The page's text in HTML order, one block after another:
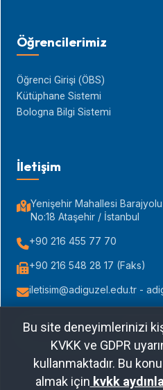
Öğrencilerimiz
Öğrenci Girişi (ÖBS)
Kütüphane Sistemi
Bologna Bilgi Sistemi
İletişim
Yenişehir Mahallesi
No:18 Ataşehir / İstanbul
+90 216 455 77 70
+90 216 548 28 17 (Faks)
iletisim@adiguzel.edu.tr -
Yol
Bu site deneyimlerinizi
KVKK ve GDPR
kullanmaktadır. Bu
almak için kvkk